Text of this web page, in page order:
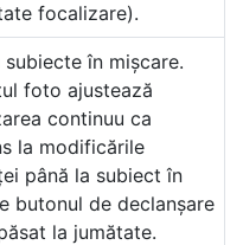
focalizare).
subiecte în mișcare.
foto ajustează
continuu ca
la modificările
până la subiect în
butonul de declanșare
la jumătate.